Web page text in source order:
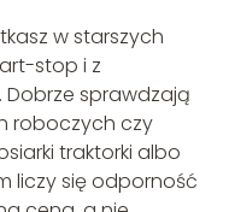
w starszych
stop i z
Dobrze sprawdzają
roboczych czy
traktorki albo
liczy się odporność